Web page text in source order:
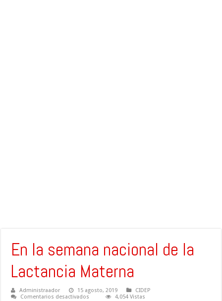
En la semana nacional de la
Lactancia Materna
Administraador 15 agosto, 2019
CIDEP
Comentarios desactivados
4,054 Vistas